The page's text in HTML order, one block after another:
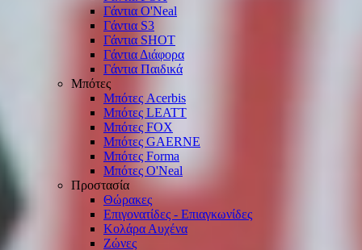
Γάντια O'Νeal
Γάντια S3
Γάντια SHOT
Γάντια Διάφορα
Γάντια Παιδικά
Μπότες
Μπότες Acerbis
Μπότες LEATT
Μπότες FOX
Μπότες GAERNE
Μπότες Forma
Μπότες O'Neal
Προστασία
Θώρακες
Επιγονατίδες - Επιαγκωνίδες
Κολάρα Αυχένα
Ζώνες